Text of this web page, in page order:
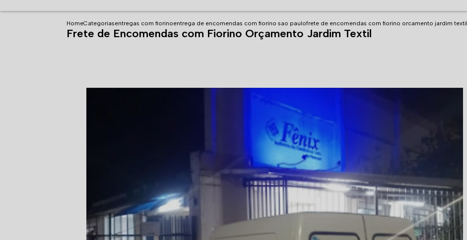
HomeCategoriasentregas com fiorinoentrega de encomendas com fiorino sao paulofrete de encomendas com fiorino orcamento jardim textil
Frete de Encomendas com Fiorino Orçamento Jardim Textil